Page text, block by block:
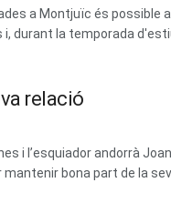
a Montjuïc és
durant la temporada
relació
i l’esquiador andorrà
bona part de la